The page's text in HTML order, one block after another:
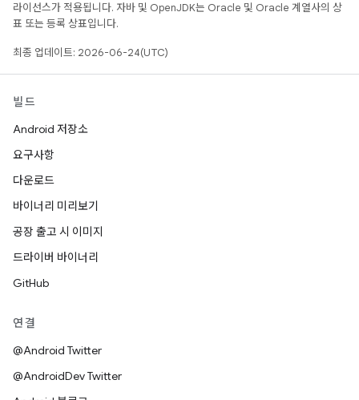
라이선스가 적용됩니다. 자바 및 OpenJDK는 Oracle 및 Oracle 계열사의 상
표 또는 등록 상표입니다.
최종 업데이트: 2026-06-24(UTC)
빌드
Android 저장소
요구사항
다운로드
바이너리 미리보기
공장 출고 시 이미지
드라이버 바이너리
GitHub
연결
@Android Twitter
@AndroidDev Twitter